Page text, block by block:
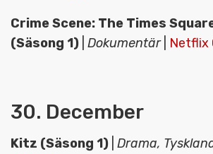
Crime Scene: The Times
(Säsong 1) Dokumentär| Netflix
30. December
Kitz (Säsong 1) Drama,